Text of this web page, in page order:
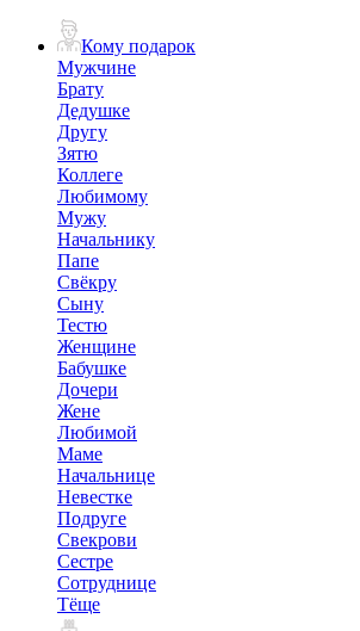
Кому подарок
Мужчине
Брату
Дедушке
Другу
Зятю
Коллеге
Любимому
Мужу
Начальнику
Папе
Свёкру
Сыну
Тестю
Женщине
Бабушке
Дочери
Жене
Любимой
Маме
Начальнице
Невестке
Подруге
Свекрови
Сестре
Сотруднице
Тёще